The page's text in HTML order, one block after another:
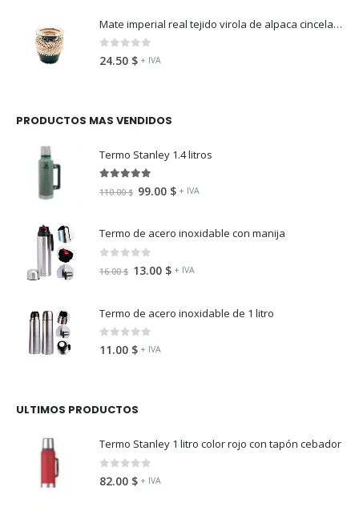
Mate imperial real tejido virola de alpaca cincelada
0 fuera de 5
24.50 $ + IVA
PRODUCTOS MAS VENDIDOS
Termo Stanley 1.4 litros
fuera de 5
110.00$ 99.00 $ + IVA
Termo de acero inoxidable con manija
fuera de 5
16.00$ 13.00 $ + IVA
Termo de acero inoxidable de 1 litro
0 fuera de 5
11.00 $ + IVA
ULTIMOS PRODUCTOS
Termo Stanley 1 litro color rojo con tapón cebador
fuera de 5
82.00 $ + IVA